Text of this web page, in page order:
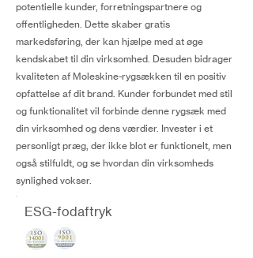
potentielle kunder, forretningspartnere og
offentligheden. Dette skaber gratis
markedsføring, der kan hjælpe med at øge
kendskabet til din virksomhed. Desuden bidrager
kvaliteten af Moleskine-rygsækken til en positiv
opfattelse af dit brand. Kunder forbundet med stil
og funktionalitet vil forbinde denne rygsæk med
din virksomhed og dens værdier. Invester i et
personligt præg, der ikke blot er funktionelt, men
også stilfuldt, og se hvordan din virksomheds
synlighed vokser.
ESG-fodaftryk